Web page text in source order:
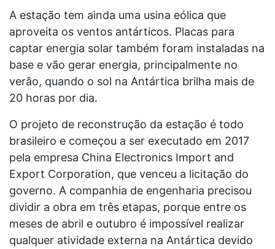
A estação tem ainda uma usina eólica que
aproveita os ventos antárticos. Placas para
captar energia solar também foram instaladas na
base e vão gerar energia, principalmente no
verão, quando o sol na Antártica brilha mais de
20 horas por dia.
O projeto de reconstrução da estação é todo
brasileiro e começou a ser executado em 2017
pela empresa China Electronics Import and
Export Corporation, que venceu a licitação do
governo. A companhia de engenharia precisou
dividir a obra em três etapas, porque entre os
meses de abril e outubro é impossível realizar
qualquer atividade externa na Antártica devido